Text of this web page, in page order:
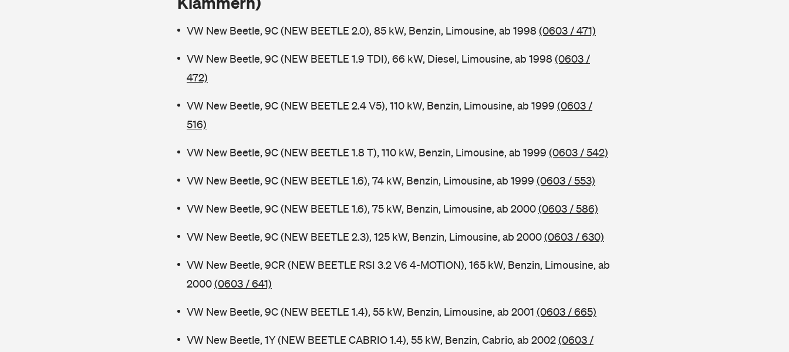
VW New Beetle, 9C (NEW BEETLE 2.0), 85 kW, Benzin, Limousine, ab 1998(0603 / 471)
VW New Beetle, 9C (NEW BEETLE 1.9 TDI), 66 kW, Diesel, Limousine, ab 1998(0603 /
472)
VW New Beetle, 9C (NEW BEETLE 2.4 V5), 110 kW, Benzin, Limousine, ab 1999 (0603 /
516)
VW New Beetle, 9C (NEW BEETLE 1.8 T), 110 kW, Benzin, Limousine, ab 1999 (0603 / 542)
VW New Beetle, 9C (NEW BEETLE 1.6), 74 kW, Benzin, Limousine, ab 1999 (0603 / 553)
VW New Beetle, 9C (NEW BEETLE 1.6), 75 kW, Benzin, Limousine, ab 2000(0603 / 586)
VW New Beetle, 9C (NEW BEETLE 2.3), 125 kW, Benzin, Limousine, ab 2000(0603 / 630)
VW New Beetle, 9CR (NEW BEETLE RSI 3.2 V6 4-MOTION), 165 kW, Benzin, Limousine, ab
2000(0603 / 641)
VW New Beetle, 9C (NEW BEETLE 1.4), 55 kW, Benzin, Limousine, ab 2001 (0603 / 665)
VW New Beetle, 1Y (NEW BEETLE CABRIO 1.4), 55 kW, Benzin, Cabrio, ab 2002(0603 /